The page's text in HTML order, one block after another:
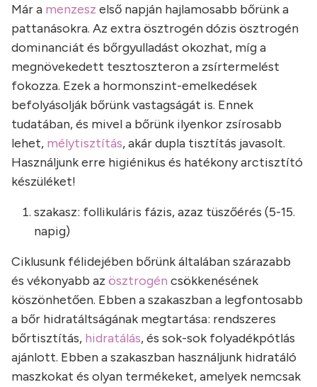
Már a menzesz első napján hajlamosabb bőrünk a
pattanásokra. Az extra ösztrogén dózis ösztrogén
dominanciát és bőrgyulladást okozhat, míg a
megnövekedett tesztoszteron a zsírtermelést
fokozza. Ezek a hormonszint-emelkedések
befolyásolják bőrünk vastagságát is. Ennek
tudatában, és mivel a bőrünk ilyenkor zsírosabb
lehet, mélytisztítás, akár dupla tisztítás javasolt.
Használjunk erre higiénikus és hatékony arctisztító
készüléket!
szakasz: follikuláris fázis, azaz tüszőérés (5-15.
napig)
Ciklusunk félidejében bőrünk általában szárazabb
és vékonyabb az ösztrogén csökkenésének
köszönhetően. Ebben a szakaszban a legfontosabb
a bőr hidratáltságának megtartása: rendszeres
bőrtisztítás, hidratálás, és sok-sok folyadékpótlás
ajánlott. Ebben a szakaszban használjunk hidratáló
maszkokat és olyan termékeket, amelyek nemcsak